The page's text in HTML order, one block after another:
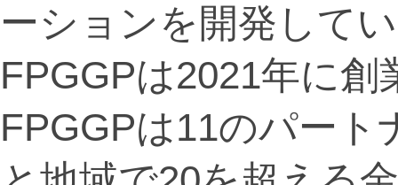
ーションを開発して
FPGGPは2021年に
FPGGPは11のパート